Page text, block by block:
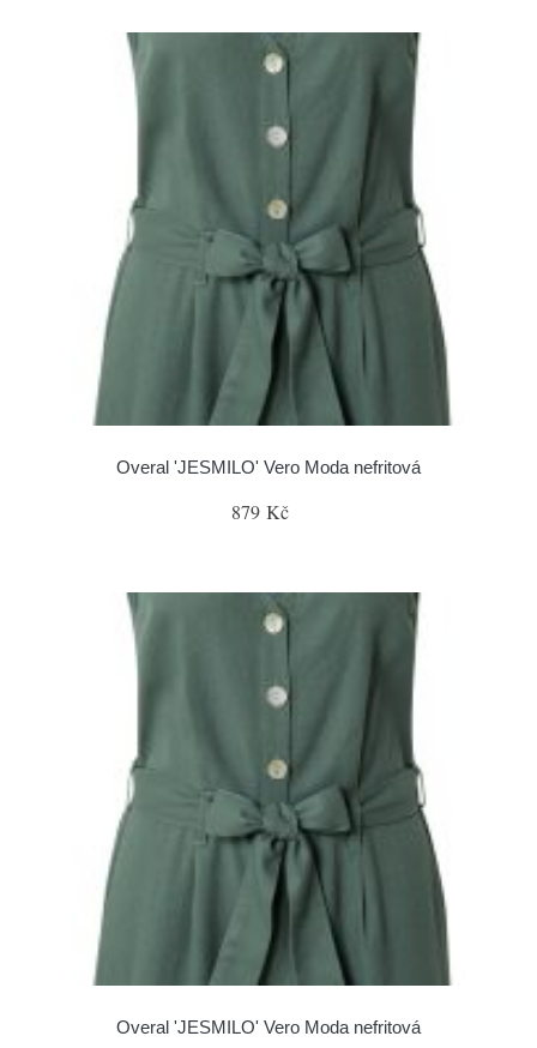
Overal 'JESMILO' Vero Moda nefritová
879 Kč
Overal 'JESMILO' Vero Moda nefritová